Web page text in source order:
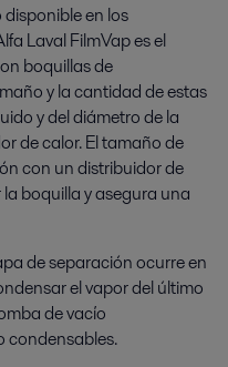
en los
Laval FilmVap es el
boquillas de
y la cantidad de estas
y del diámetro de la
de calor. El tamaño de
con un distribuidor de
boquilla y asegura una
de separación ocurre en
el vapor del último
de vacío
condensables.